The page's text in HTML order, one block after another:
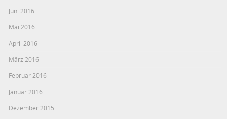
Juni 2016
Mai 2016
April 2016
März 2016
Februar 2016
Januar 2016
Dezember 2015